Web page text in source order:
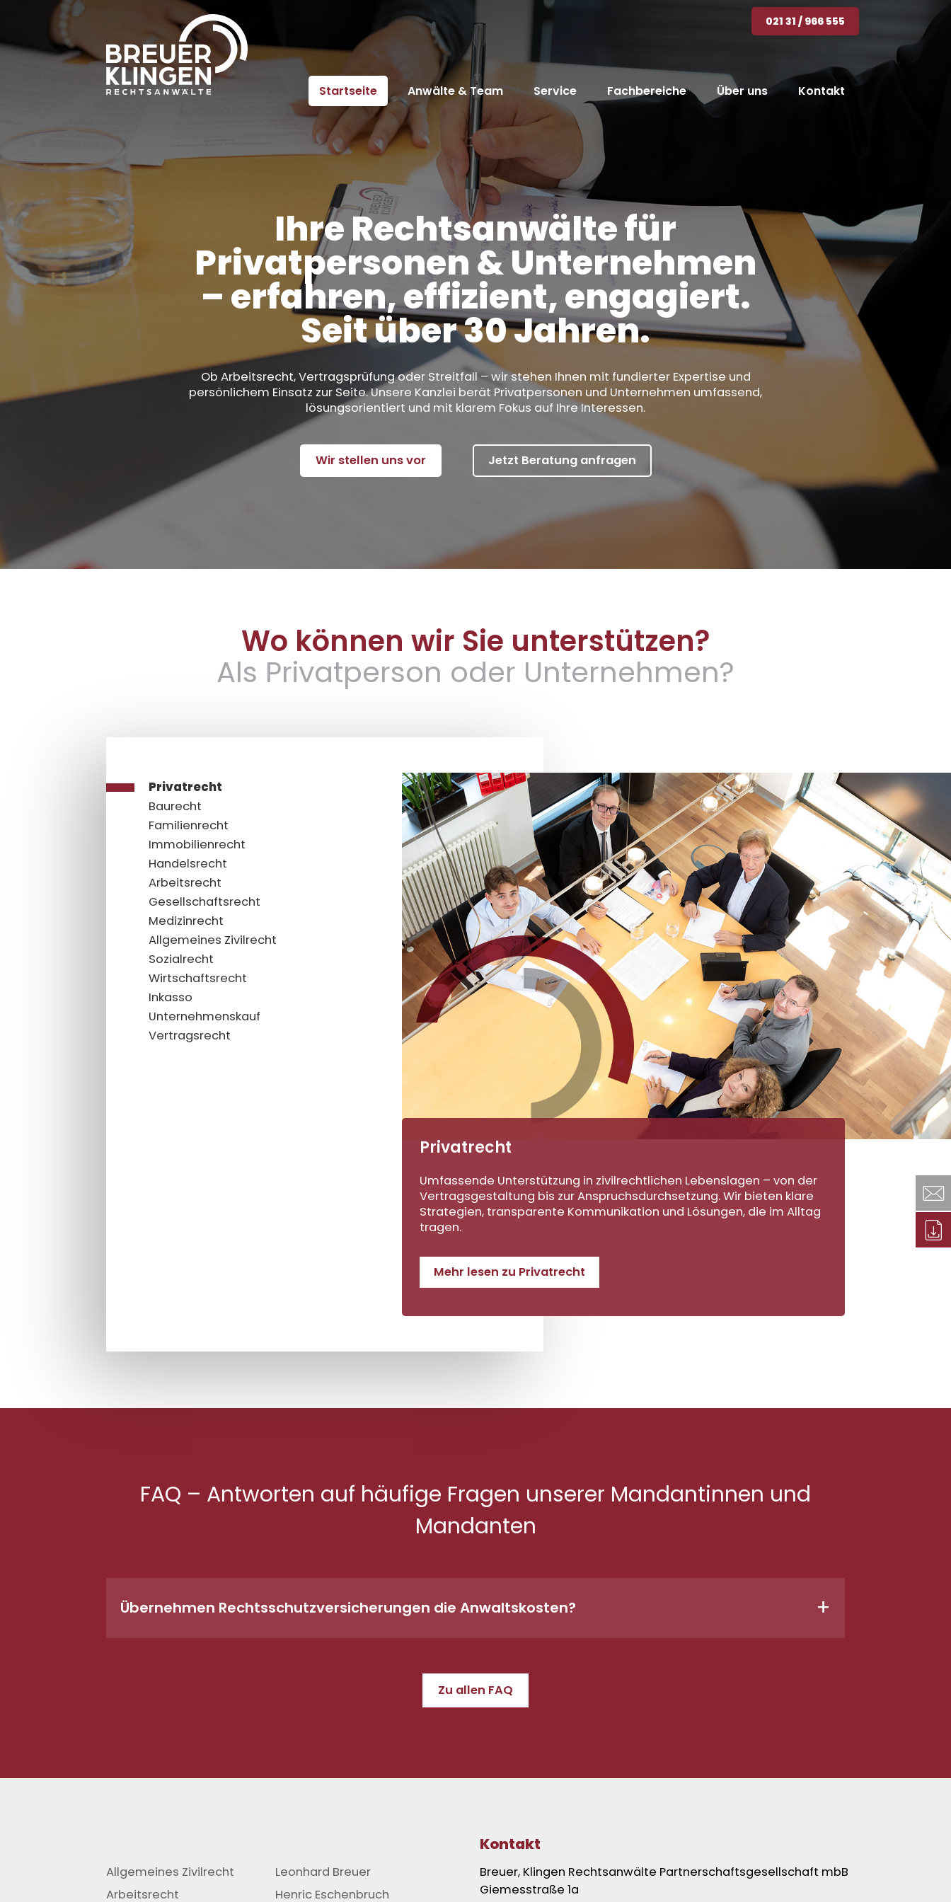
021 31 / 966 555
Startseite Anwälte & Team Service Fachbereiche Über uns Kontakt
Ihre Rechtsanwälte für
Privatpersonen & Unternehmen
– erfahren, effizient, engagiert.
Seit über 30 Jahren.
Ob Arbeitsrecht, Vertragsprüfung oder Streitfall – wir stehen Ihnen mit fundierter Expertise und
persönlichem Einsatz zur Seite. Unsere Kanzlei berät Privatpersonen und Unternehmen umfassend,
lösungsorientiert und mit klarem Fokus auf Ihre Interessen.
Wir stellen uns vor Jetzt Beratung anfragen
Wo können wir Sie unterstützen?
Als Privatperson oder Unternehmen?
Privatrecht
Baurecht
Familienrecht
Immobilienrecht
Handelsrecht
Arbeitsrecht
Gesellschaftsrecht
Medizinrecht
Allgemeines Zivilrecht
Sozialrecht
Wirtschaftsrecht
Inkasso
Unternehmenskauf
Vertragsrecht
Privatrecht
Umfassende Unterstützung in zivilrechtlichen Lebenslagen – von der
Vertragsgestaltung bis zur Anspruchsdurchsetzung. Wir bieten klare
Strategien, transparente Kommunikation und Lösungen, die im Alltag
tragen.
Mehr lesen zu Privatrecht
FAQ – Antworten auf häufige Fragen unserer Mandantinnen und
Mandanten
Übernehmen Rechtsschutzversicherungen die Anwaltskosten? +
die Deckungsanfrage bei Ihrer Versicherung. Bitte bringen Sie zum Termin Ihre Versicherungspolice und – falls vorhanden
Zu allen FAQ
Allgemeines Zivilrecht
Arbeitsrecht
Leonhard Breuer
Henric Eschenbruch
Kontakt
Breuer, Klingen Rechtsanwälte Partnerschaftsgesellschaft mbB
Giemesstraße 1a